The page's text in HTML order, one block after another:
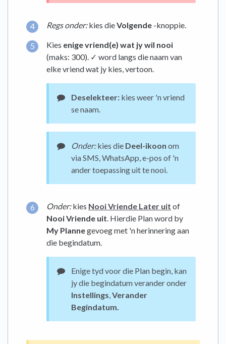
Regs onder:kies dieVolgende -knoppie.
Kies enige vriend(e) wat jy wil nooi
(maks: 300). ✓ word langs die naam van
elke vriend wat jy kies, vertoon.
Deselekteer: kies weer 'n vriend
se naam.
Onder:kies die Deel-ikoon om
via SMS, WhatsApp, e-pos of 'n
ander toepassing uit te nooi.
Onder:kies Nooi Vriende Later uit of
Nooi Vriende uit. Hierdie Plan word by
My Plannegevoeg met 'n herinnering aan
die begindatum.
Enige tyd voor die Plan begin, kan
jy die begindatum verander onder
Instellings,Verander
Begindatum.